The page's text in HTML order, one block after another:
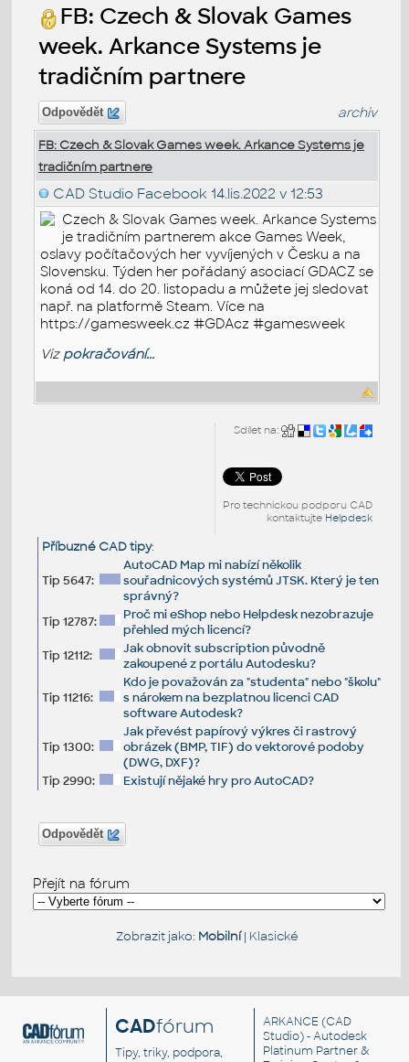
FB: Czech & Slovak Games
week. Arkance Systems je
tradičním partnere
Odpovědět archiv
FB: Czech & Slovak Games week. Arkance Systems je
tradičním partnere
CAD Studio Facebook 14.lis.2022 v 12:53
Czech & Slovak Games week. Arkance Systems
je tradičním partnerem akce Games Week,
oslavy počítačových her vyvíjených v Česku a na
Slovensku. Týden her pořádaný asociací GDACZ se
koná od 14. do 20. listopadu a můžete jej sledovat
např. na platformě Steam. Více na
https://gamesweek.cz #GDAcz #gamesweek
Viz pokračování...
Sdílet na:
Pro technickou podporu CAD
kontaktujte Helpdesk
Příbuzné CAD tipy:
Tip 5647:
AutoCAD Map mi nabízí několik
souřadnicových systémů JTSK. Který je ten
správný?
Tip 12787:
Proč mi eShop nebo Helpdesk nezobrazuje
přehled mých licencí?
Tip 12112:
Jak obnovit subscription původně
zakoupené z portálu Autodesku?
Tip 11216:
Kdo je považován za "studenta" nebo "školu"
s nárokem na bezplatnou licenci CAD
software Autodesk?
Tip 1300:
Jak převést papírový výkres či rastrový
obrázek (BMP, TIF) do vektorové podoby
(DWG, DXF)?
Tip 2990:
Existují nějaké hry pro AutoCAD?
Odpovědět
Přejít na fórum
Zobrazit jako: Mobilní| Klasické
CADfórum
Tipy, triky, podpora,
ARKANCE (CAD
Studio) - Autodesk
Platinum Partner &